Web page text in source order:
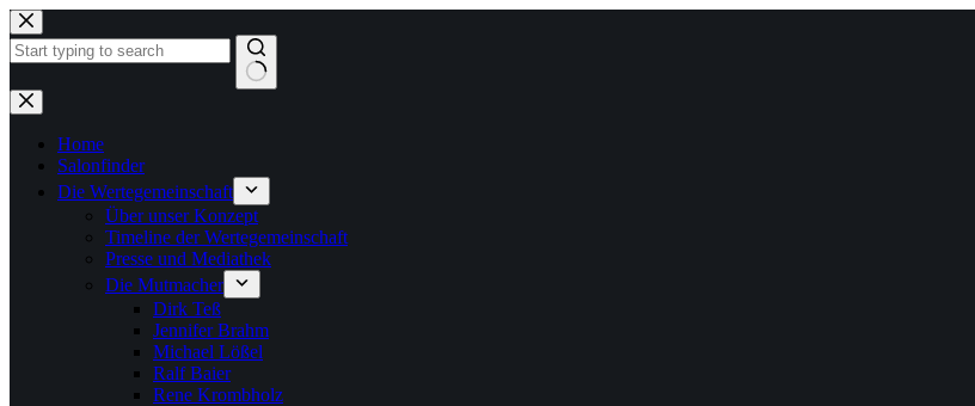
Zum
Inhalt
springen
Keine
Ergebnisse
Home
Salonfinder
Die Wertegemeinschaft
Über unser Konzept
Timeline der Wertegemeinschaft
Presse und Mediathek
Die Mutmacher
Dirk Teß
Jennifer Brahm
Michael Lößel
Ralf Baier
Rene Krombholz